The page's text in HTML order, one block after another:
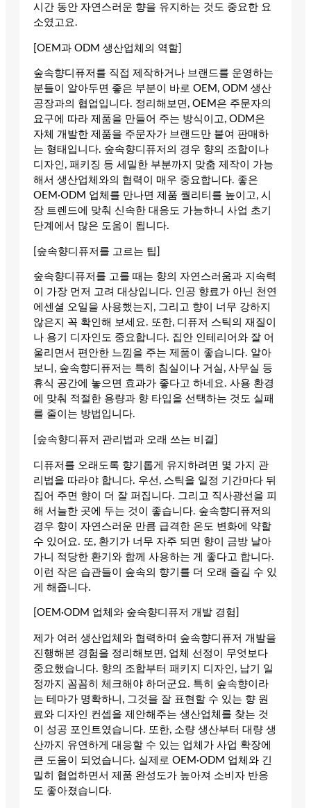
시간 동안 자연스러운 향을 유지하는 것도 중요한 요
소였고요.
[OEM과 ODM 생산업체의 역할]
숲속향디퓨저를 직접 제작하거나 브랜드를 운영하는
분들이 알아두면 좋은 부분이 바로 OEM, ODM 생산
공장과의 협업입니다. 정리해보면, OEM은 주문자의
요구에 따라 제품을 만들어 주는 방식이고, ODM은
자체 개발한 제품을 주문자가 브랜드만 붙여 판매하
는 형태입니다. 숲속향디퓨저의 경우 향의 조합이나
디자인, 패키징 등 세밀한 부분까지 맞춤 제작이 가능
해서 생산업체와의 협력이 매우 중요합니다. 좋은
OEM·ODM 업체를 만나면 제품 퀄리티를 높이고, 시
장 트렌드에 맞춰 신속한 대응도 가능하니 사업 초기
단계에서 많은 도움이 됩니다.
[숲속향디퓨저를 고르는 팁]
숲속향디퓨저를 고를 때는 향의 자연스러움과 지속력
이 가장 먼저 고려 대상입니다. 인공 향료가 아닌 천연
에센셜 오일을 사용했는지, 그리고 향이 너무 강하지
않은지 꼭 확인해 보세요. 또한, 디퓨저 스틱의 재질이
나 용기 디자인도 중요합니다. 집안 인테리어와 잘 어
울리면서 편안한 느낌을 주는 제품이 좋습니다. 알아
보니, 숲속향디퓨저는 특히 침실이나 거실, 사무실 등
휴식 공간에 놓으면 효과가 좋다고 하네요. 사용 환경
에 맞춰 적절한 용량과 향 타입을 선택하는 것도 실패
를 줄이는 방법입니다.
[숲속향디퓨저 관리법과 오래 쓰는 비결]
디퓨저를 오래도록 향기롭게 유지하려면 몇 가지 관
리법을 따라야 합니다. 우선, 스틱을 일정 기간마다 뒤
집어 주면 향이 더 잘 퍼집니다. 그리고 직사광선을 피
해 서늘한 곳에 두는 것이 좋습니다. 숲속향디퓨저의
경우 향이 자연스러운 만큼 급격한 온도 변화에 약할
수 있어요. 또, 환기가 너무 자주 되면 향이 금방 날아
가니 적당한 환기와 함께 사용하는 게 좋다고 합니다.
이런 작은 습관들이 숲속의 향기를 더 오래 즐길 수 있
게 해줍니다.
[OEM·ODM 업체와 숲속향디퓨저 개발 경험]
제가 여러 생산업체와 협력하며 숲속향디퓨저 개발을
진행해본 경험을 정리해보면, 업체 선정이 무엇보다
중요했습니다. 향의 조합부터 패키지 디자인, 납기 일
정까지 꼼꼼히 체크해야 하더군요. 특히 숲속향이라
는 테마가 명확하니, 그것을 잘 표현할 수 있는 향 원
료와 디자인 컨셉을 제안해주는 생산업체를 찾는 것
이 성공 포인트였습니다. 또한, 소량 생산부터 대량 생
산까지 유연하게 대응할 수 있는 업체가 사업 확장에
큰 도움이 되었습니다. 실제로 OEM·ODM 업체와 긴
밀히 협업하면서 제품 완성도가 높아져 소비자 반응
도 좋아졌습니다.